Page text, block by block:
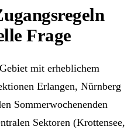
Frage
mit erheblichem
Erlangen, Nürnberg
Sommerwochenenden
Sektoren (Krottensee,